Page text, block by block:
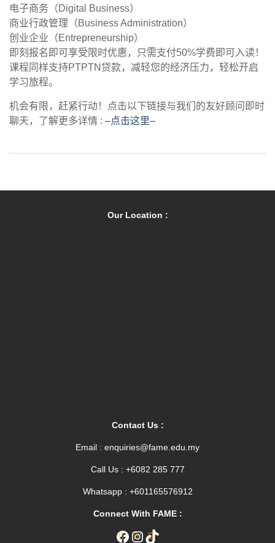
电子商务（Digital Business）
商业行政管理（Business Administration）
创业企业（Entrepreneurship）
即刻报名即可享受限时优惠，只需支付50%学费即可入读！
课程同样支持PTPTN贷款，减轻您的经济压力，轻松开启
学习旅程。
机会有限，赶紧行动！点击以下链接与我们的友好顾问即时
聊天，了解更多详情 : –点击这里–
Our Location :
Contact Us :
Email : enquiries@fame.edu.my
Call Us : +6082 285 777
Whatsapp : +601165576912
Connect With FAME :
Facebook Instagram TikTok
FAME International College
Typically replies within an hour
FAME International College